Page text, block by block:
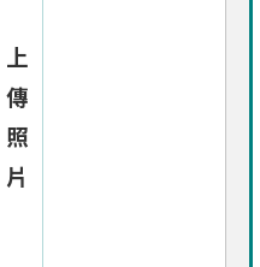
上
傳
照
片